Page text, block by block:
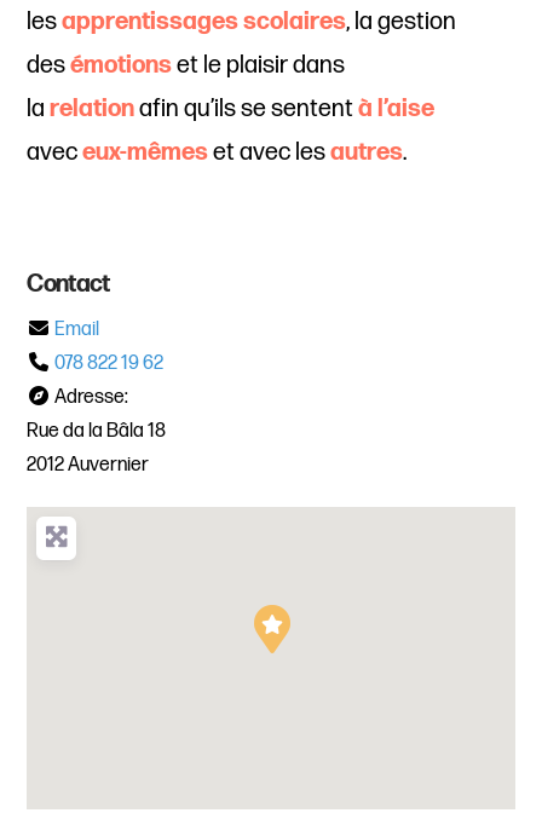
lesapprentissages scolaires, la gestion
desémotionset le plaisir dans
larelationafin qu’ils se sententà l’aise
aveceux-mêmeset avec lesautres.
Contact
Email
078 822 19 62
Adresse:
Rue da la Bâla 18
2012 Auvernier